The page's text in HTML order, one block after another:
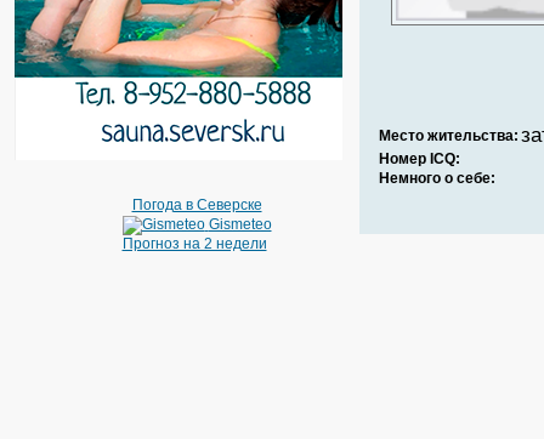
Погода в Северске
Gismeteo
Прогноз на 2 недели
Место жительства:
Номер ICQ:
Немного о себе: